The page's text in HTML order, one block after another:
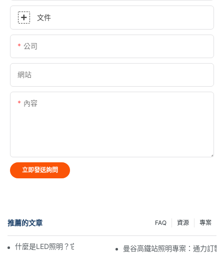
文件
公司
網站
內容
立即發送詢問
推薦的文章 專案
資源
FAQ
什麼是LED照明？它的工作原理是什麼？曼谷高鐵站照明專案：通力訂製